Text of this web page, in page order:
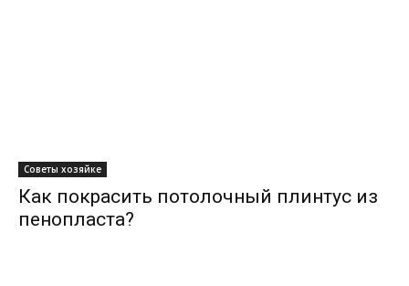
Советы хозяйке
Как покрасить потолочный плинтус из
пенопласта?